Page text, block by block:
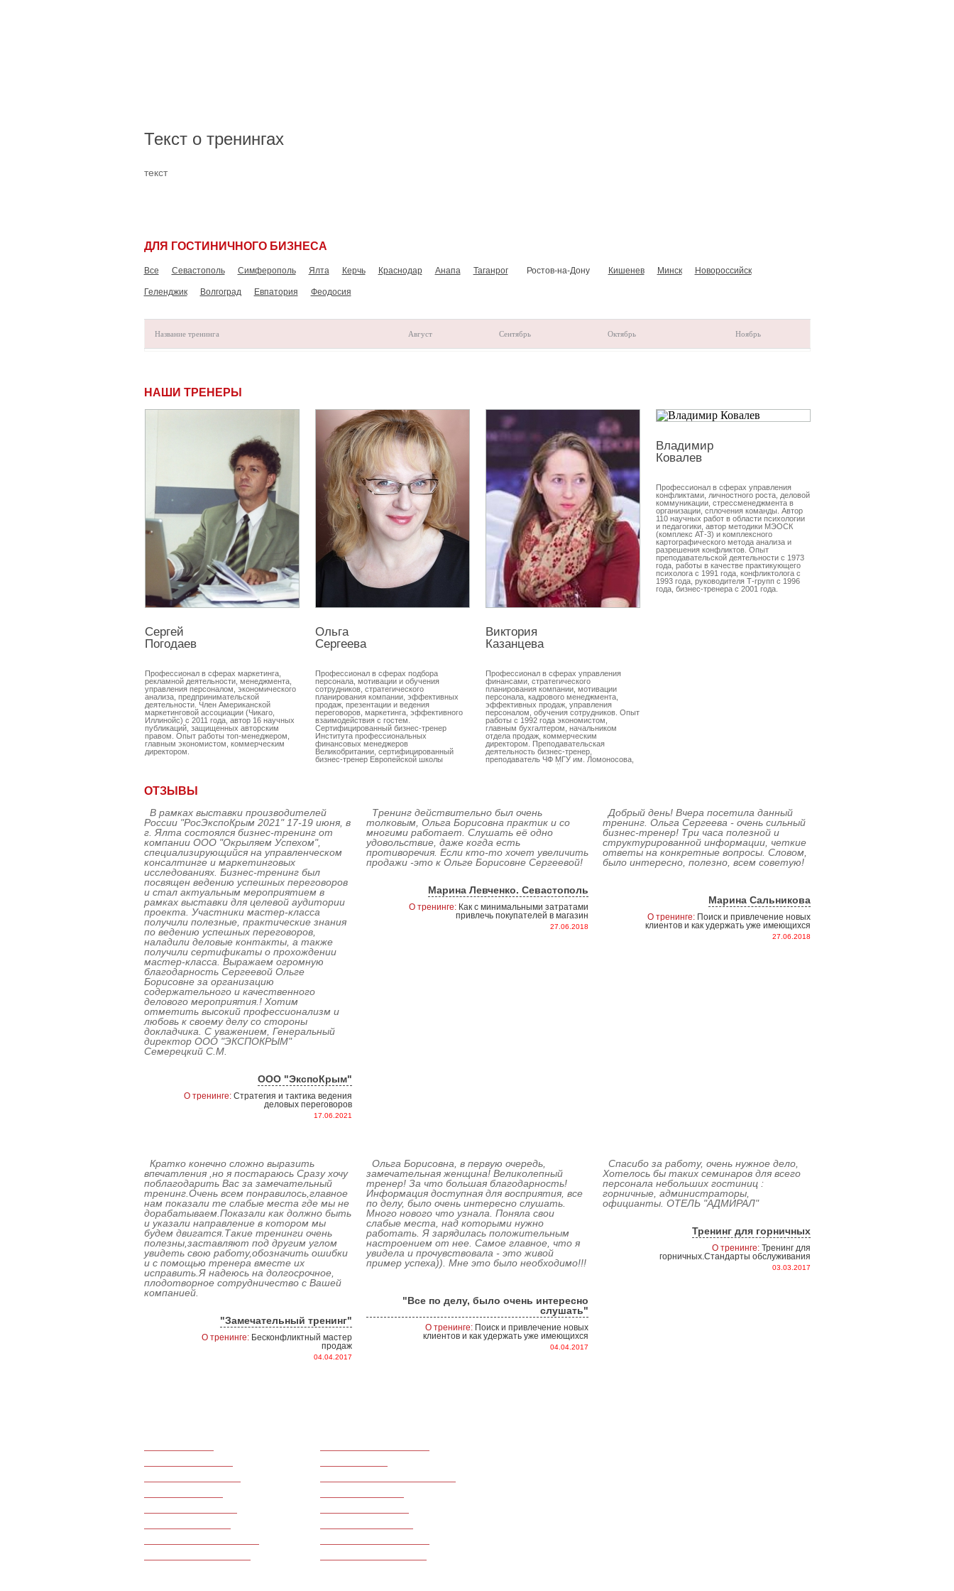
Текст о тренингах
текст
ДЛЯ ГОСТИНИЧНОГО БИЗНЕСА
Все Севастополь Симферополь Ялта Керчь Краснодар Анапа Таганрог Ростов-на-Дону Кишенев Минск Новороссийск
Геленджик Волгоград Евпатория Феодосия
Название тренинга Август Сентябрь Октябрь Ноябрь
НАШИ ТРЕНЕРЫ
Сергей
Погодаев
Профессионал в сферах маркетинга,
рекламной деятельности, менеджмента,
управления персоналом, экономического
анализа, предпринимательской
деятельности. Член Американской
маркетинговой ассоциации (Чикаго,
Иллинойс) с 2011 года, автор 16 научных
публикаций, защищенных авторским
правом. Опыт работы топ-менеджером,
главным экономистом, коммерческим
директором.
Ольга
Сергеева
Профессионал в сферах подбора
персонала, мотивации и обучения
сотрудников, стратегического
планирования компании, эффективных
продаж, презентации и ведения
переговоров, маркетинга, эффективного
взаимодействия с гостем.
Сертифицированный бизнес-тренер
Института профессиональных
финансовых менеджеров
Великобритании, сертифицированный
бизнес-тренер Европейской школы
(звание учитель-методист, автор двух
учебников) и HR-менеджером крупной
дистрибьюторской компании.
Виктория
Казанцева
Профессионал в сферах управления
финансами, стратегического
планирования компании, мотивации
персонала, кадрового менеджмента,
эффективных продаж, управления
персоналом, обучения сотрудников. Опыт
работы с 1992 года экономистом,
главным бухгалтером, начальником
отдела продаж, коммерческим
директором. Преподавательская
деятельность бизнес-тренер,
преподаватель ЧФ МГУ им. Ломоносова,
сертифицированный тренер Института
Владимир
Ковалев
Профессионал в сферах управления
конфликтами, личностного роста, деловой
коммуникации, стрессменеджмента в
организации, сплочения команды. Автор
110 научных работ в области психологии
и педагогики, автор методики МЭОСК
(комплекс АТ-3) и комплексного
картографического метода анализа и
разрешения конфликтов. Опыт
преподавательской деятельности с 1973
года, работы в качестве практикующего
психолога с 1991 года, конфликтолога с
1993 года, руководителя Т-групп с 1996
года, бизнес-тренера с 2001 года.
ОТЗЫВЫ
В рамках выставки производителей
России "РосЭкспоКрым 2021" 17-19 июня, в
г. Ялта состоялся бизнес-тренинг от
компании ООО "Окрыляем Успехом",
специализирующийся на управленческом
консалтинге и маркетинговых
исследованиях. Бизнес-тренинг был
посвящен ведению успешных переговоров
и стал актуальным мероприятием в
рамках выставки для целевой аудитории
проекта. Участники мастер-класса
получили полезные, практические знания
по ведению успешных переговоров,
наладили деловые контакты, а также
получили сертификаты о прохождении
мастер-класса. Выражаем огромную
благодарность Сергеевой Ольге
Борисовне за организацию
содержательного и качественного
делового мероприятия.! Хотим
отметить высокий профессионализм и
любовь к своему делу со стороны
докладчика. С уважением, Генеральный
директор ООО "ЭКСПОКРЫМ"
Семерецкий С.М.
ООО "ЭкспоКрым"
О тренинге:Стратегия и тактика ведения
деловых переговоров
17.06.2021
Тренинг действительно был очень
толковым, Ольга Борисовна практик и со
многими работает. Слушать её одно
удовольствие, даже когда есть
противоречия. Если кто-то хочет увеличить
продажи -это к Ольге Борисовне Сергеевой!
Марина Левченко. Севастополь
О тренинге:Как с минимальными затратами
привлечь покупателей в магазин
27.06.2018
Добрый день! Вчера посетила данный
тренинг. Ольга Сергеева - очень сильный
бизнес-тренер! Три часа полезной и
структурированной информации, четкие
ответы на конкретные вопросы. Словом,
было интересно, полезно, всем советую!
Марина Сальникова
О тренинге:Поиск и привлечение новых
клиентов и как удержать уже имеющихся
27.06.2018
Кратко конечно сложно выразить
впечатления ,но я постараюсь Сразу хочу
поблагодарить Вас за замечательный
тренинг.Очень всем понравилось,главное
нам показали те слабые места где мы не
дорабатываем.Показали как должно быть
и указали направление в котором мы
будем двигатся.Такие тренинги очень
полезны,заставляют под другим углом
увидеть свою работу,обозначить ошибки
и с помощью тренера вместе их
исправить.Я надеюсь на долгосрочное,
плодотворное сотрудничество с Вашей
компанией.
"Замечательный тренинг"
О тренинге:Бесконфликтный мастер
продаж
04.04.2017
Ольга Борисовна, в первую очередь,
замечательная женщина! Великолепный
тренер! За что большая благодарность!
Информация доступная для восприятия, все
по делу, было очень интересно слушать.
Много нового что узнала. Поняла свои
слабые места, над которыми нужно
работать. Я зарядилась положительным
настроением от нее. Самое главное, что я
увидела и прочувствовала - это живой
пример успеха)). Мне это было необходимо!!!
"Все по делу, было очень интересно
слушать"
О тренинге:Поиск и привлечение новых
клиентов и как удержать уже имеющихся
04.04.2017
Спасибо за работу, очень нужное дело,
Хотелось бы таких семинаров для всего
персонала небольших гостиниц :
горничные, администраторы,
официанты. ОТЕЛЬ "АДМИРАЛ"
Тренинг для горничных
О тренинге:Тренинг для
горничных.Стандарты обслуживания
03.03.2017